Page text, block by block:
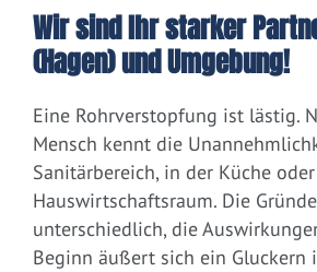
Wir sind Ihr starker
(Hagen) und Umgebung!
Eine Rohrverstopfung ist lästig.
Mensch kennt die
Sanitärbereich, in der Küche
Hauswirtschaftsraum. Die
unterschiedlich, die
Beginn äußert sich ein Gluckern